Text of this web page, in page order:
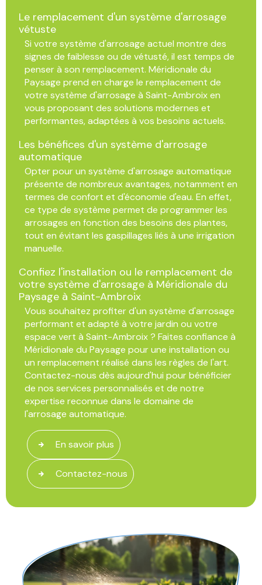
Le remplacement d'un système d'arrosage
vétuste
Si votre système d'arrosage actuel montre des
signes de faiblesse ou de vétusté, il est temps de
penser à son remplacement. Méridionale du
Paysage prend en charge le remplacement de
votre système d'arrosage à Saint-Ambroix en
vous proposant des solutions modernes et
performantes, adaptées à vos besoins actuels.
Les bénéfices d'un système d'arrosage
automatique
Opter pour un système d'arrosage automatique
présente de nombreux avantages, notamment en
termes de confort et d'économie d'eau. En effet,
ce type de système permet de programmer les
arrosages en fonction des besoins des plantes,
tout en évitant les gaspillages liés à une irrigation
manuelle.
Confiez l'installation ou le remplacement de
votre système d'arrosage à Méridionale du
Paysage à Saint-Ambroix
Vous souhaitez profiter d'un système d'arrosage
performant et adapté à votre jardin ou votre
espace vert à Saint-Ambroix ? Faites confiance à
Méridionale du Paysage pour une installation ou
un remplacement réalisé dans les règles de l'art.
Contactez-nous dès aujourd'hui pour bénéficier
de nos services personnalisés et de notre
expertise reconnue dans le domaine de
l'arrosage automatique.
En savoir plus
Contactez-nous